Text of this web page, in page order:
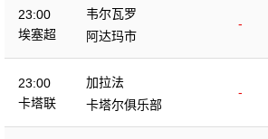
23:00
埃塞超
韦尔瓦罗
-
阿达玛市
23:00
卡塔联
加拉法
-
卡塔尔俱乐部